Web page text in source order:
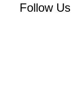
Follow Us